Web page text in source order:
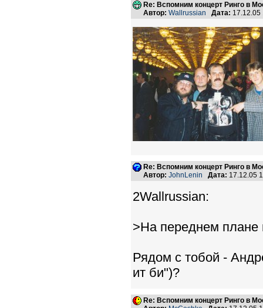
Re: Вспомним концерт Ринго в
Автор: Wallrussian Дата:
Re: Вспомним концерт Ринго в
Автор: JohnLenin Дата: 17.12.05
2Wallrussian:
>На переднем плане
Рядом с тобой -
ит би")?
Re: Вспомним концерт Ринго в